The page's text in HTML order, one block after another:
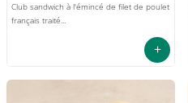
Club sandwich à l'émincé de filet de poulet
français traité...
+